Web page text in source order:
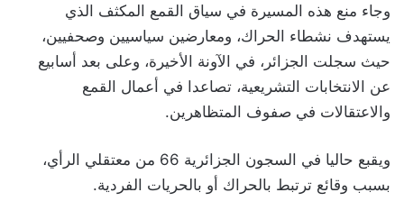
وجاء منع هذه المسيرة في سياق القمع المكثف الذي
يستهدف نشطاء الحراك، ومعارضين سياسيين وصحفيين،
حيث سجلت الجزائر، في الآونة الأخيرة، وعلى بعد أسابيع
عن الانتخابات التشريعية، تصاعدا في أعمال القمع
والاعتقالات في صفوف المتظاهرين.
ويقبع حاليا في السجون الجزائرية 66 من معتقلي الرأي،
بسبب وقائع ترتبط بالحراك أو بالحريات الفردية.